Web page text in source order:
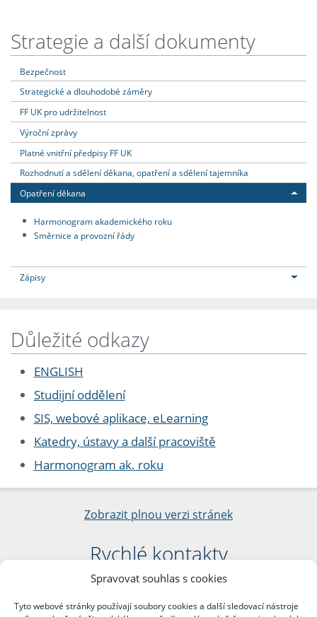
Spravovat souhlas s cookies
Tyto webové stránky používají soubory cookies a další sledovací nástroje
Strategie a další dokumenty
Bezpečnost
Strategické a dlouhodobé záměry
FF UK pro udržitelnost
Výroční zprávy
Platné vnitřní předpisy FF UK
Rozhodnutí a sdělení děkana, opatření a sdělení tajemníka
Opatření děkana
Harmonogram akademického roku
Směrnice a provozní řády
Zápisy
Důležité odkazy
ENGLISH
Studijní oddělení
SIS, webové aplikace, eLearning
Katedry, ústavy a další pracoviště
Harmonogram ak. roku
Zobrazit plnou verzi stránek
Rychlé kontakty
Filozofická fakulta
nám. Jana Palacha 1/2